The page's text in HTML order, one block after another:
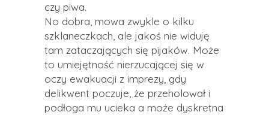
czy piwa.
No dobra, mowa zwykle o kilku
szklaneczkach, ale jakoś nie widuję
tam zataczających się pijaków. Może
to umiejętność nierzucającej się w
oczy ewakuacji z imprezy, gdy
delikwent poczuje, że przeholował i
podłoga mu ucieka a może dyskretna